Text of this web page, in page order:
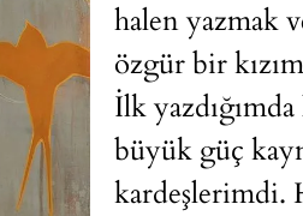
halen yazmak
özgür bir
İlk
büyük güç
kardeşlerimdi.